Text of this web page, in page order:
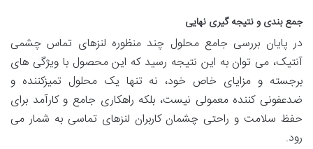
جمع بندی و نتیجه گیری نهایی
در پایان بررسی جامع محلول چند منظوره لنزهای تماس چشمی
آنتیک، می توان به این نتیجه رسید که این محصول با ویژگی های
برجسته و مزایای خاص خود، نه تنها یک محلول تمیزکننده و
ضدعفونی کننده معمولی نیست، بلکه راهکاری جامع و کارآمد برای
حفظ سلامت و راحتی چشمان کاربران لنزهای تماسی به شمار می
رود.